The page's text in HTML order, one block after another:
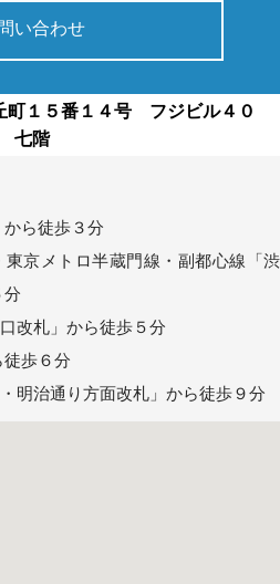
い合わせ
町１５番１４号 フジビル４０
七階
から徒歩３分
東京メトロ半蔵門線・副都心線「渋
分
改札」から徒歩５分
徒歩６分
明治通り方面改札」から徒歩９分